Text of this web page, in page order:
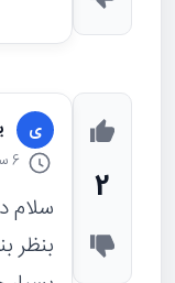
2
ی
6 سال
سلام
بنظر